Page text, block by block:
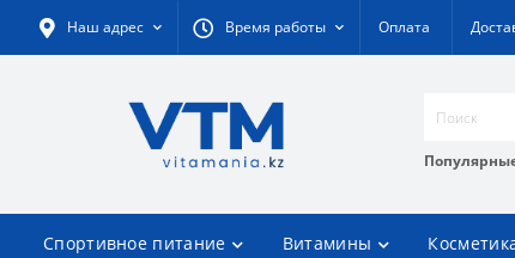
Наш адрес Время работы Оплата
Спортивное питание Витамины